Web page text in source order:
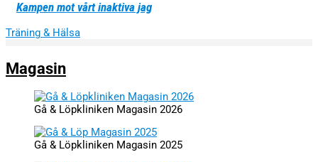
Kampen mot vårt inaktiva jag
Träning & Hälsa
Magasin
Gå & Löpkliniken Magasin 2026
Gå & Löpkliniken Magasin 2025